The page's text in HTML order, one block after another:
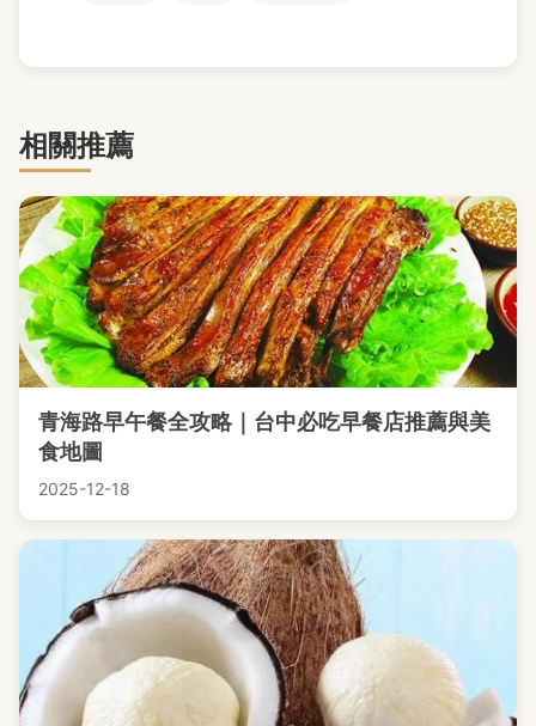
相關推薦
青海路早午餐全攻略｜台中必吃早餐店推薦與美
食地圖
2025-12-18